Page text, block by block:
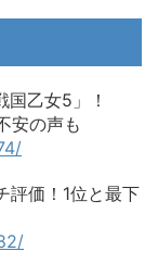
乙女5」！
安の声も
評価！1位と最下